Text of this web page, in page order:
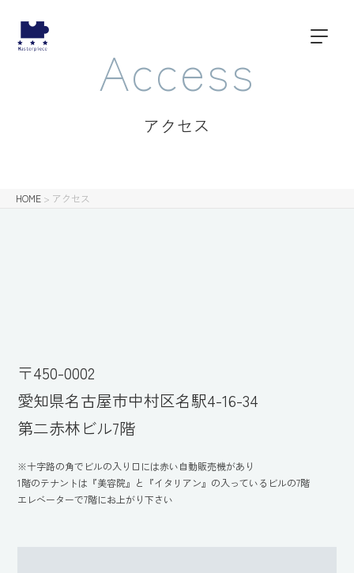
Access
アクセス
HOME > アクセス
〒450-0002
愛知県名古屋市中村区名駅4-16-34
第二赤林ビル7階
※十字路の角でビルの入り口には赤い自動販売機があり
1階のテナントは『美容院』と『イタリアン』の入っているビルの7階
エレベーターで7階にお上がり下さい